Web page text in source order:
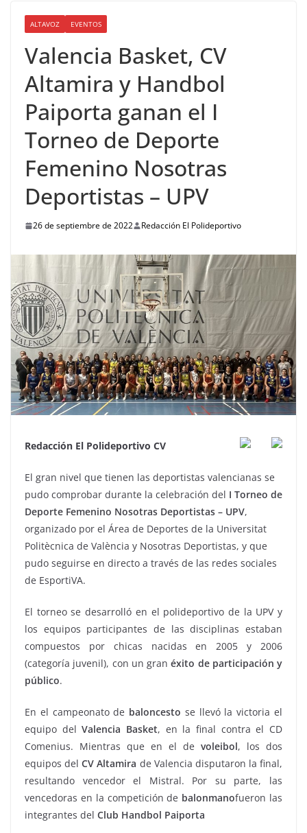
ALTAVOZ EVENTOS
Valencia Basket, CV
Altamira y Handbol
Paiporta ganan el I
Torneo de Deporte
Femenino Nosotras
Deportistas – UPV
26 de septiembre de 2022 Redacción El Polideportivo
Redacción El Polideportivo CV
El gran nivel que tienen las deportistas valencianas se
pudo comprobar durante la celebración del I Torneo de
Deporte Femenino Nosotras Deportistas – UPV,
organizado por el Área de Deportes de la Universitat
Politècnica de València y Nosotras Deportistas, y que
pudo seguirse en directo a través de las redes sociales
de EsportiVA.
El torneo se desarrolló en el polideportivo de la UPV y
los equipos participantes de las disciplinas estaban
compuestos por chicas nacidas en 2005 y 2006
(categoría juvenil), con un granéxito de participación y
público.
En el campeonato de baloncesto se llevó la victoria el
equipo delValencia Basket, en la final contra el CD
Comenius. Mientras que en el de voleibol, los dos
equipos delCV Altamira de Valencia disputaron la final,
resultando vencedor el Mistral. Por su parte, las
vencedoras en la competición de balonmanofueron las
integrantes del Club Handbol Paiporta